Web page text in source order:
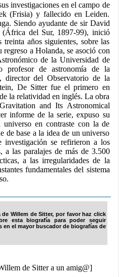
investigaciones en el campo de
(Frisia) y fallecido en Leiden.
Siendo ayudante de sir David
del Sur, 1897-99), inició
años siguientes, sobre las
regreso a Holanda, se asoció con
de la Universidad de
profesor de astronomía de la
del Observatorio de la
De Sitter fue el primero en
la relatividad en inglés. La obra
and Its Astronomical
informe de la serie, expuso su
en contraste con la de
de base a la idea de un universo
investigación se refirieron a los
a las paralajes de más de 3.500
a las irregularidades de la
fundamentales del sistema
Willem de Sitter, por favor haz click
esta biografía para poder seguir
el mayor buscador de biografías de
de Sitter a un amig@]